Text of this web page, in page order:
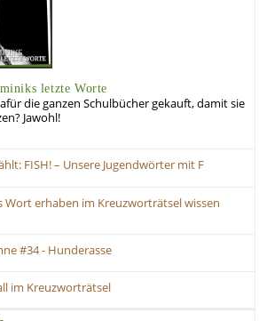
letzte Worte
die ganzen Schulbücher gekauft, damit sie
Jawohl!
FISH! – Unsere Jugendwörter mit F
Wort erhaben im Kreuzworträtsel wissen
#34 - Hunderasse
im Kreuzworträtsel